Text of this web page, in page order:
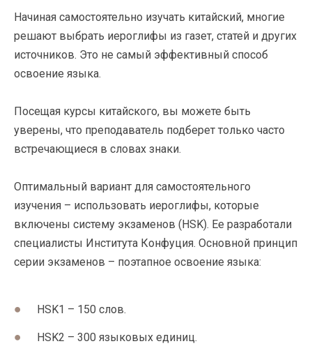
Начиная самостоятельно изучать китайский, многие
решают выбрать иероглифы из газет, статей и других
источников. Это не самый эффективный способ
освоение языка.
Посещая курсы китайского, вы можете быть
уверены, что преподаватель подберет только часто
встречающиеся в словах знаки.
Оптимальный вариант для самостоятельного
изучения – использовать иероглифы, которые
включены систему экзаменов (HSK). Ее разработали
специалисты Института Конфуция. Основной принцип
серии экзаменов – поэтапное освоение языка:
HSK1 – 150 слов.
HSK2 – 300 языковых единиц.